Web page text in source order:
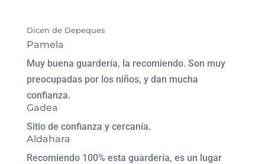
Dicen de Depeques
Pamela
Muy buena guardería, la recomiendo. Son muy
preocupadas por los niños, y dan mucha
confianza.
Gadea
Sitio de confianza y cercanía.
Aldahara
Recomiendo 100% esta guardería, es un lugar